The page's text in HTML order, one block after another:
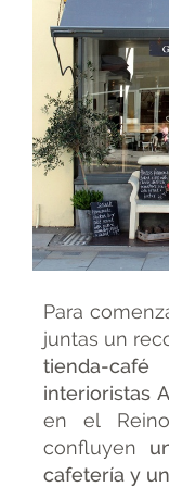
Para
juntas un
tienda-café
interioristas
en el
confluyen
cafetería y